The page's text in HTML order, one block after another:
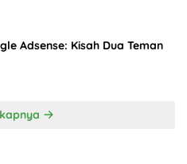
Adsense: Kisah Dua Teman